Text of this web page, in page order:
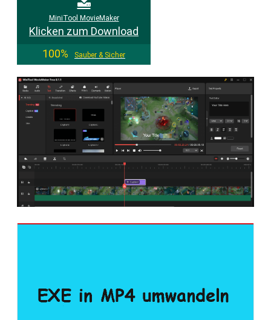
MiniTool MovieMaker
Klicken zum Download
100%
Sauber & Sicher